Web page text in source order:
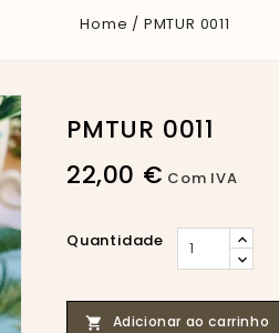
Home PMTUR 0011
PMTUR 0011
22,00 €
Com IVA
Quantidade
 Adicionar ao carrinho